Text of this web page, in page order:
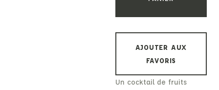
AJOUTER AUX
FAVORIS
Un cocktail de fruits